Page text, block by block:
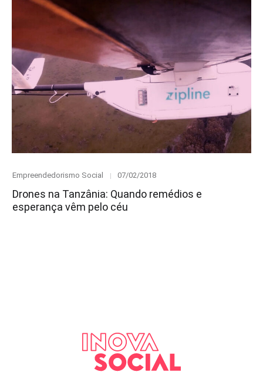
Category
Empreendedorismo Social
Posted
07/02/2018
Drones na Tanzânia: Quando remédios e
esperança vêm pelo céu